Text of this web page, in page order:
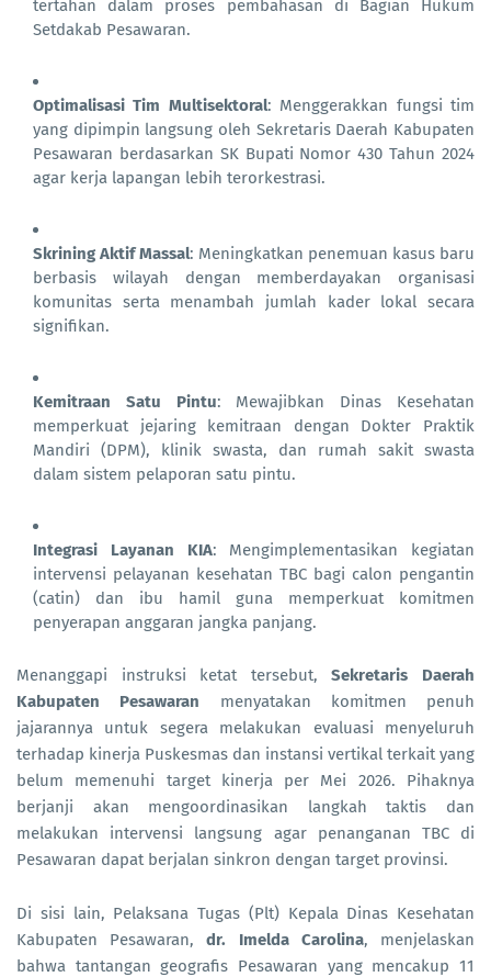
tertahan dalam proses pembahasan di Bagian Hukum
Setdakab Pesawaran.
Optimalisasi Tim Multisektoral: Menggerakkan fungsi tim
yang dipimpin langsung oleh Sekretaris Daerah Kabupaten
Pesawaran berdasarkan SK Bupati Nomor 430 Tahun 2024
agar kerja lapangan lebih terorkestrasi.
Skrining Aktif Massal: Meningkatkan penemuan kasus baru
berbasis wilayah dengan memberdayakan organisasi
komunitas serta menambah jumlah kader lokal secara
signifikan.
Kemitraan Satu Pintu: Mewajibkan Dinas Kesehatan
memperkuat jejaring kemitraan dengan Dokter Praktik
Mandiri (DPM), klinik swasta, dan rumah sakit swasta
dalam sistem pelaporan satu pintu.
Integrasi Layanan KIA: Mengimplementasikan kegiatan
intervensi pelayanan kesehatan TBC bagi calon pengantin
(catin) dan ibu hamil guna memperkuat komitmen
penyerapan anggaran jangka panjang.
Menanggapi instruksi ketat tersebut,Sekretaris Daerah
Kabupaten Pesawaran menyatakan komitmen penuh
jajarannya untuk segera melakukan evaluasi menyeluruh
terhadap kinerja Puskesmas dan instansi vertikal terkait yang
belum memenuhi target kinerja per Mei 2026. Pihaknya
berjanji akan mengoordinasikan langkah taktis dan
melakukan intervensi langsung agar penanganan TBC di
Pesawaran dapat berjalan sinkron dengan target provinsi.
Di sisi lain, Pelaksana Tugas (Plt) Kepala Dinas Kesehatan
Kabupaten Pesawaran,dr. Imelda Carolina, menjelaskan
bahwa tantangan geografis Pesawaran yang mencakup 11